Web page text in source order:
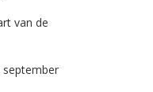
van de
september